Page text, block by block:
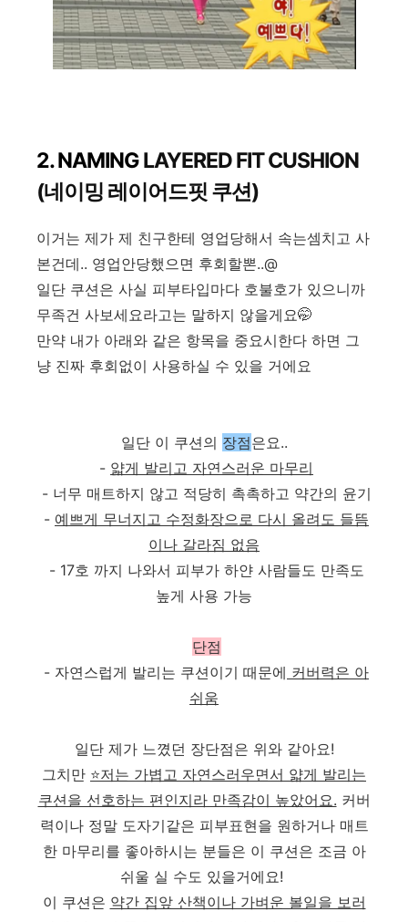
2. NAMINGLAYERED FIT CUSHION
(네이밍 레이어드핏 쿠션)
이거는 제가 제 친구한테 영업당해서 속는셈치고 사
본건데.. 영업안당했으면 후회할뽄..@
일단 쿠션은 사실 피부타입마다 호불호가 있으니까
무족건 사보세요라고는 말하지 않을게요🤭
만약 내가 아래와 같은 항목을 중요시한다 하면 그
냥 진짜 후회없이 사용하실 수 있을 거에요
일단 이 쿠션의 장점은요..
- 얇게 발리고 자연스러운 마무리
- 너무 매트하지 않고 적당히 촉촉하고 약간의 윤기
- 예쁘게 무너지고 수정화장으로 다시 올려도 들뜸
이나 갈라짐 없음
- 17호 까지 나와서 피부가 하얀 사람들도 만족도
높게 사용 가능
단점
- 자연스럽게 발리는 쿠션이기 때문에 커버력은 아
쉬움
일단 제가 느꼈던 장단점은 위와 같아요!
그치만 ⭐저는 가볍고 자연스러우면서 얇게 발리는
쿠션을 선호하는 편인지라 만족감이 높았어요. 커버
력이나 정말 도자기같은 피부표현을 원하거나 매트
한 마무리를 좋아하시는 분들은 이 쿠션은 조금 아
쉬울 실 수도 있을거에요!
이 쿠션은 약간 집앞 산책이나 가벼운 볼일을 보러